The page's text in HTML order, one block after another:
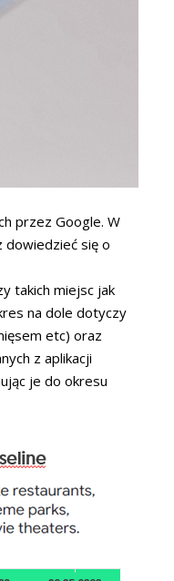
przez Google. W
dowiedzieć się o
takich miejsc jak
na dole dotyczy
etc) oraz
z aplikacji
je do okresu